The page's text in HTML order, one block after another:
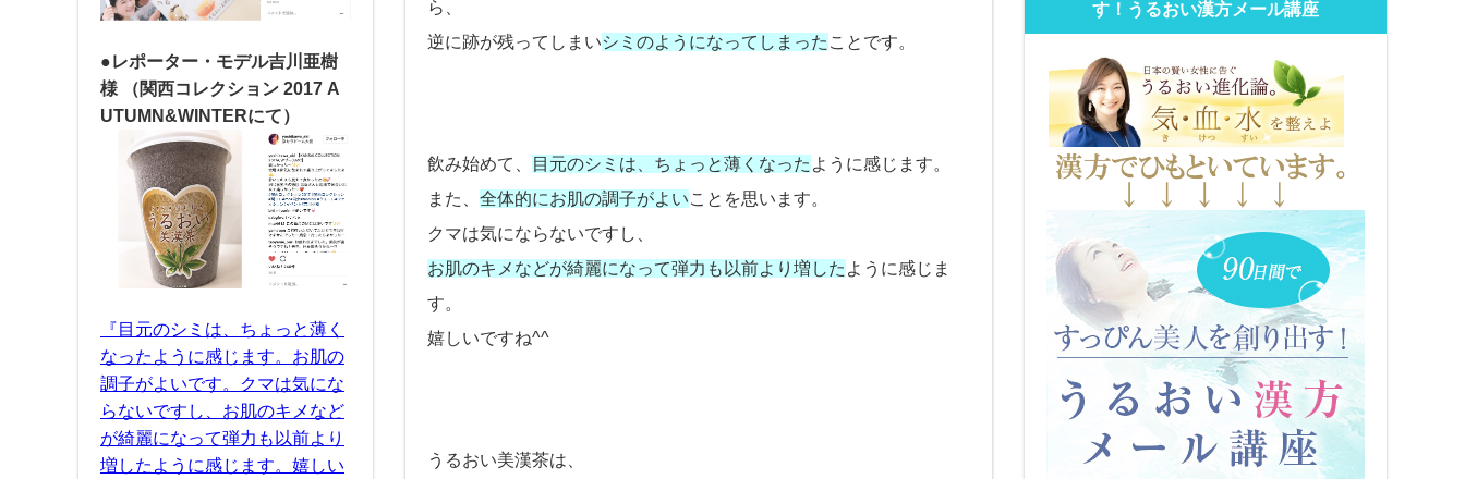
ら、
逆に跡が残ってしまいシミのようになってしまった ことです。
飲み始めて、 目元のシミは、ちょっと薄くなった ように感じます。
また、 全体的にお肌の調子がよいことを思います。
クマは気にならないですし、
お肌のキメなどが綺麗になって弾力も以前より増した ように感じま
す。
嬉しいですね^^
うるおい美漢茶は、
●レポーター・モデル吉川亜樹
様
（関西コレクション 2017 A
UTUMN&WINTERにて）
『目元のシミは、ちょっと薄く
なったように感じます。お肌の
調子がよいです。クマは気にな
らないですし、お肌のキメなど
が綺麗になって弾力も以前より
増したように感じます。嬉しい
す！うるおい漢方メール講座